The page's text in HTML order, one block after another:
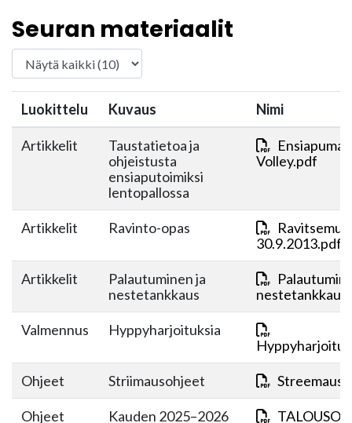
Seuran materiaalit
Luokittelu Kuvaus Nimi
Artikkelit
Taustatietoa ja
ohjeistusta
ensiaputoimiksi
lentopallossa
Volley.pdf
Artikkelit Ravinto-opas
30.9.2013.pdf
Artikkelit
Palautuminen ja
nestetankkaus
Valmennus
Hyppyharjoituksia
Ohjeet Striimausohjeet
Ohjeet
Kauden 2025–2026